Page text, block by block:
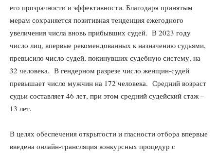
его прозрачности и эффективности. Благодаря принятым
мерам сохраняется позитивная тенденция ежегодного
увеличения числа вновь прибывших судей. В 2023 году
число лиц, впервые рекомендованных к назначению судьями,
превысило число судей, покинувших судебную систему, на
32 человека. В гендерном разрезе число женщин-судей
превышает число мужчин на 172 человека. Средний возраст
судьи составляет 46 лет, при этом средний судейский стаж –
13 лет.
В целях обеспечения открытости и гласности отбора впервые
введена онлайн-трансляция конкурсных процедур с